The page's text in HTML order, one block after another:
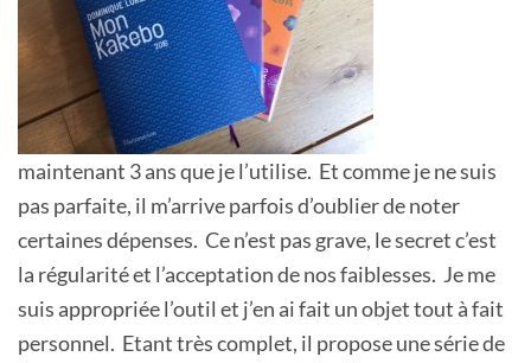
maintenant 3 ans que je l’utilise. Et comme je ne suis
pas parfaite, il m’arrive parfois d’oublier de noter
certaines dépenses. Ce n’est pas grave, le secret c’est
la régularité et l’acceptation de nos faiblesses. Je me
suis appropriée l’outil et j’en ai fait un objet tout à fait
personnel. Etant très complet, il propose une série de